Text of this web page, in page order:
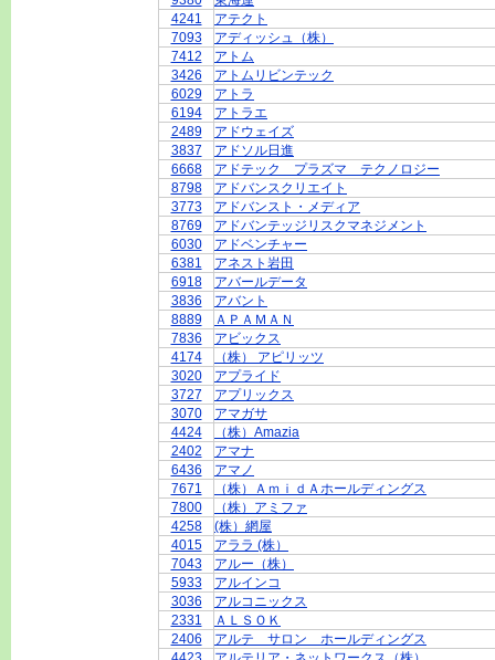
4241
アテクト
7093
アディッシュ（株）
7412
アトム
3426
アトムリビンテック
6029
アトラ
6194
アトラエ
2489
アドウェイズ
3837
アドソル日進
6668
アドテック プラズマ テクノロジー
8798
アドバンスクリエイト
3773
アドバンスト・メディア
8769
アドバンテッジリスクマネジメント
6030
アドベンチャー
6381
アネスト岩田
6918
アバールデータ
3836
アバント
8889
ＡＰＡＭＡＮ
7836
アビックス
4174
（株） アピリッツ
3020
アプライド
3727
アプリックス
3070
アマガサ
4424
（株）Amazia
2402
アマナ
6436
アマノ
7671
（株）ＡｍｉｄＡホールディングス
7800
（株）アミファ
4258
(株）網屋
4015
アララ (株）
7043
アルー（株）
5933
アルインコ
3036
アルコニックス
2331
ＡＬＳＯＫ
2406
アルテ サロン ホールディングス